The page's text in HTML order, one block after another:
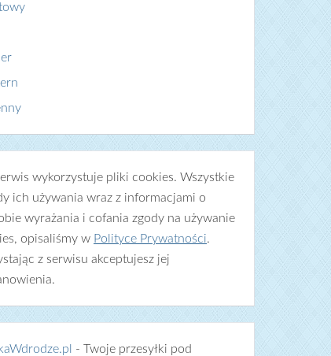
wykorzystuje pliki cookies. Wszystkie
ich używania wraz z informacjami o
wyrażania i cofania zgody na używanie
opisaliśmy w Polityce Prywatności.
z serwisu akceptujesz jej
- Twoje przesyłki pod